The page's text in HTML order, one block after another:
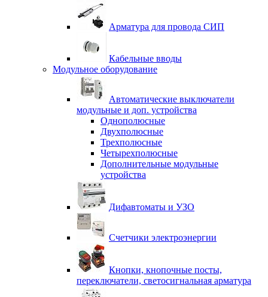
Арматура для провода СИП
Кабельные вводы
Модульное оборудование
Автоматические выключатели
модульные и доп. устройства
Однополюсные
Двухполюсные
Трехполюсные
Четырехполюсные
Дополнительные модульные
устройства
Дифавтоматы и УЗО
Счетчики электроэнергии
Кнопки, кнопочные посты,
переключатели, светосигнальная арматура